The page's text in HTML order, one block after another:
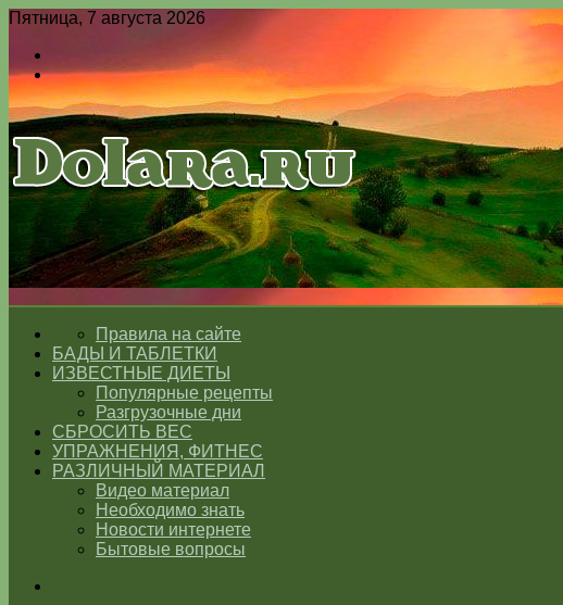
Пятница, 7 августа 2026
Switch
skin
Меню
Switch
ГЛАВНАЯПравила на сайте
БАДЫ И ТАБЛЕТКИ
ИЗВЕСТНЫЕ ДИЕТЫ
Популярные рецепты
Разгрузочные дни
СБРОСИТЬ ВЕС
УПРАЖНЕНИЯ, ФИТНЕС
РАЗЛИЧНЫЙ МАТЕРИАЛ
Видео материал
Необходимо знать
Новости интернете
Бытовые вопросы